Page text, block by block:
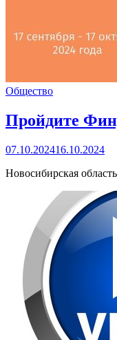
Общество
Пройдите
07.10.202416.10.2024
Новосибирская